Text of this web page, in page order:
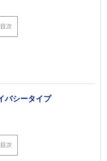
バシータイプ